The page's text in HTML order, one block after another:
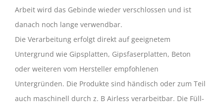
Arbeit wird das Gebinde wieder verschlossen und ist
danach noch lange verwendbar.
Die Verarbeitung erfolgt direkt auf geeignetem
Untergrund wie Gipsplatten, Gipsfaserplatten, Beton
oder weiteren vom Hersteller empfohlenen
Untergründen. Die Produkte sind händisch oder zum Teil
auch maschinell durch z. B Airless verarbeitbar. Die Füll-